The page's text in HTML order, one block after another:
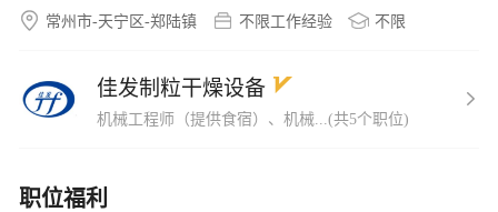
常州市-天宁区-郑陆镇 不限工作经验 不限
佳发制粒干燥设备
机械工程师（提供食宿）、机械...(共5个职位)
职位福利